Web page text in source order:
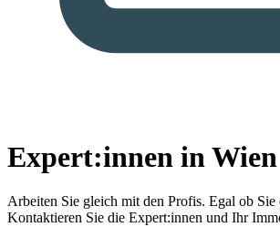
Expert:innen in Wien
Arbeiten Sie gleich mit den Profis. Egal ob Sie
Kontaktieren Sie die Expert:innen und Ihr